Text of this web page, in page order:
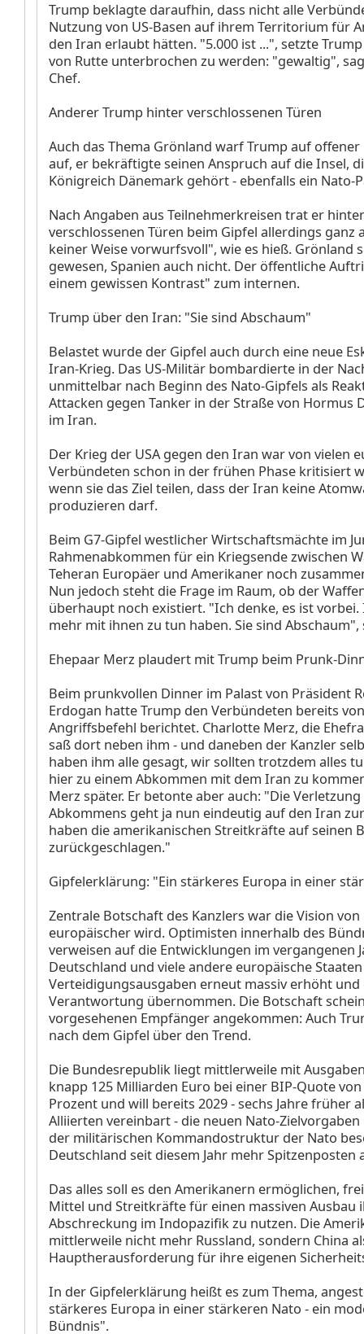
Trump beklagte daraufhin, dass nicht alle
Nutzung von US-Basen auf ihrem Territorium für
den Iran erlaubt hätten. "5.000 ist ...", setzte
von Rutte unterbrochen zu werden: "gewaltig",
Chef.
Anderer Trump hinter verschlossenen Türen
Auch das Thema Grönland warf Trump auf
auf, er bekräftigte seinen Anspruch auf die Insel,
Königreich Dänemark gehört - ebenfalls ein Nato-
Nach Angaben aus Teilnehmerkreisen trat er hinter
verschlossenen Türen beim Gipfel allerdings ganz
keiner Weise vorwurfsvoll", wie es hieß. Grönland
gewesen, Spanien auch nicht. Der öffentliche
einem gewissen Kontrast" zum internen.
Trump über den Iran: "Sie sind Abschaum"
Belastet wurde der Gipfel auch durch eine neue
Iran-Krieg. Das US-Militär bombardierte in der
unmittelbar nach Beginn des Nato-Gipfels als
Attacken gegen Tanker in der Straße von Hormus
im Iran.
Der Krieg der USA gegen den Iran war von vielen
Verbündeten schon in der frühen Phase kritisiert
wenn sie das Ziel teilen, dass der Iran keine
produzieren darf.
Beim G7-Gipfel westlicher Wirtschaftsmächte im
Rahmenabkommen für ein Kriegsende zwischen
Teheran Europäer und Amerikaner noch
Nun jedoch steht die Frage im Raum, ob der
überhaupt noch existiert. "Ich denke, es ist
mehr mit ihnen zu tun haben. Sie sind Abschaum",
Ehepaar Merz plaudert mit Trump beim Prunk-
Beim prunkvollen Dinner im Palast von Präsident
Erdogan hatte Trump den Verbündeten bereits
Angriffsbefehl berichtet. Charlotte Merz, die
saß dort neben ihm - und daneben der Kanzler
haben ihm alle gesagt, wir sollten trotzdem alles
hier zu einem Abkommen mit dem Iran zu
Merz später. Er betonte aber auch: "Die Verletzung
Abkommens geht ja nun eindeutig auf den Iran
haben die amerikanischen Streitkräfte auf seinen
zurückgeschlagen."
Gipfelerklärung: "Ein stärkeres Europa in einer
Zentrale Botschaft des Kanzlers war die Vision
europäischer wird. Optimisten innerhalb des
verweisen auf die Entwicklungen im vergangenen
Deutschland und viele andere europäische
Verteidigungsausgaben erneut massiv erhöht
Verantwortung übernommen. Die Botschaft
vorgesehenen Empfänger angekommen: Auch
nach dem Gipfel über den Trend.
Die Bundesrepublik liegt mittlerweile mit
knapp 125 Milliarden Euro bei einer BIP-Quote
Prozent und will bereits 2029 - sechs Jahre früher
Alliierten vereinbart - die neuen Nato-
der militärischen Kommandostruktur der Nato
Deutschland seit diesem Jahr mehr Spitzenposten
Das alles soll es den Amerikanern ermöglichen,
Mittel und Streitkräfte für einen massiven Ausbau
Abschreckung im Indopazifik zu nutzen. Die
mittlerweile nicht mehr Russland, sondern China
Hauptherausforderung für ihre eigenen
In der Gipfelerklärung heißt es zum Thema,
stärkeres Europa in einer stärkeren Nato - ein
Bündnis".